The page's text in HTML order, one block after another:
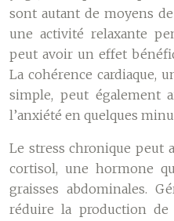
sont autant de moyens
une activité relaxante
peut avoir un effet
La cohérence cardiaque,
simple, peut également
l’anxiété en quelques
Le stress chronique peut
cortisol, une hormone
graisses abdominales.
réduire la production